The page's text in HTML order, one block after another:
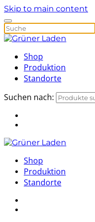
Skip to main content
Shop
Produktion
Standorte
Suchen nach:
Shop
Produktion
Standorte